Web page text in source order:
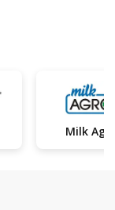
Milk